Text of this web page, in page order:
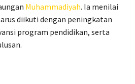
Muhammadiyah. Ia menilai
diikuti dengan peningkatan
program pendidikan, serta